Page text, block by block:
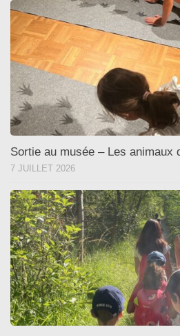
Sortie au musée – Les animaux
7 JUILLET 2026